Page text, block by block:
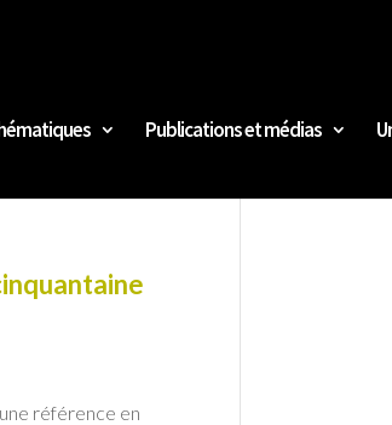
Publications et médias
référence en